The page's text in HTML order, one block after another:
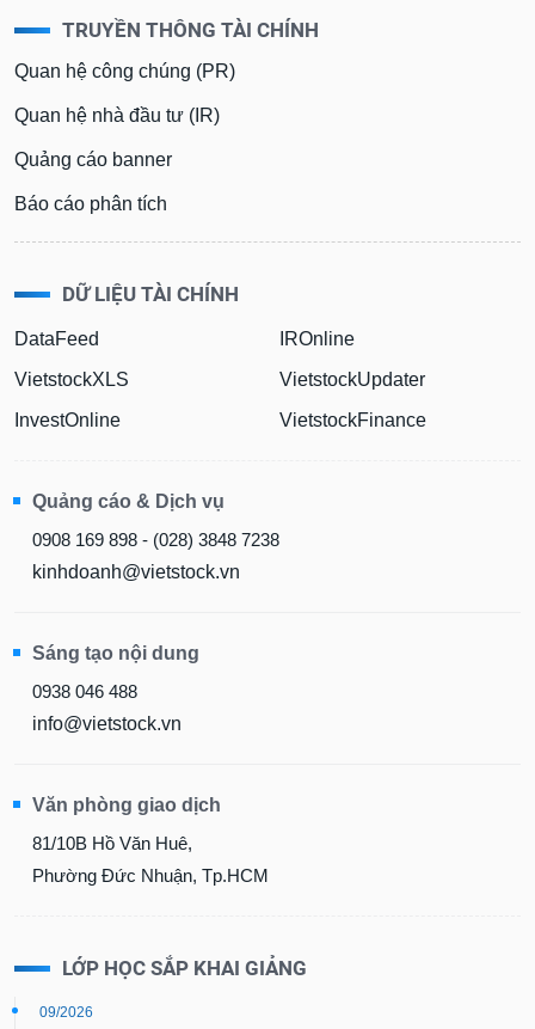
TRUYỀN THÔNG TÀI CHÍNH
Quan hệ công chúng (PR)
Quan hệ nhà đầu tư (IR)
Quảng cáo banner
Báo cáo phân tích
DỮ LIỆU TÀI CHÍNH
DataFeed
VietstockXLS
InvestOnline
IROnline
VietstockUpdater
VietstockFinance
Quảng cáo & Dịch vụ
0908 169 898 - (028) 3848 7238
kinhdoanh@vietstock.vn
Sáng tạo nội dung
0938 046 488
info@vietstock.vn
Văn phòng giao dịch
81/10B Hồ Văn Huê,
Phường Đức Nhuận, Tp.HCM
LỚP HỌC SẮP KHAI GIẢNG
09/2026